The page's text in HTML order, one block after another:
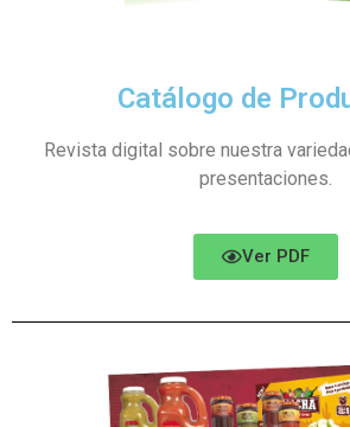
Catálogo de
Revista digital sobre nuestra
presentaciones.
Ver PDF